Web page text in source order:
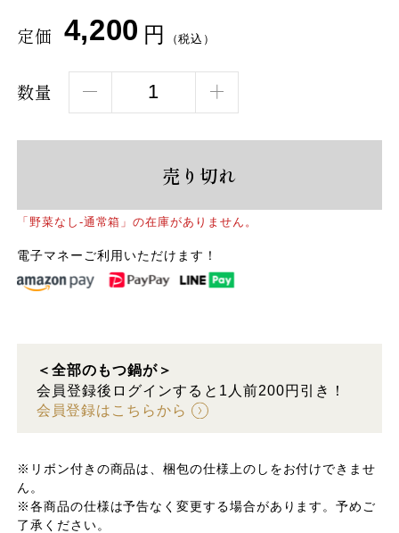
定価 4,200 円 （税込）
数量
売り切れ
「野菜なし-通常箱」の在庫がありません。
電子マネーご利用いただけます！
＜全部のもつ鍋が＞
会員登録後ログインすると1人前200円引き！
会員登録はこちらから
※リボン付きの商品は、梱包の仕様上のしをお付けできませ
ん。
※各商品の仕様は予告なく変更する場合があります。予めご
了承ください。